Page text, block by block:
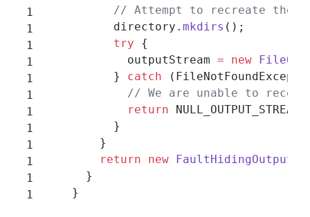
// Attempt to recreate the
          directory.
mkdirs ();
          try
{
            outputStream
= new
          }
catch
// We are unable to
            return
NULL_OUTPUT_STREAM;
          }
        }
        return
new
      }
    }